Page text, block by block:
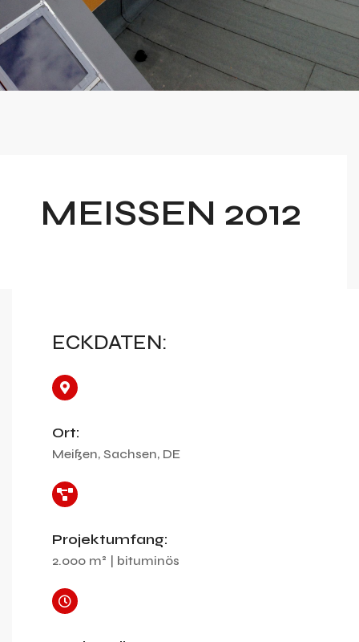
MEISSEN 2012
ECKDATEN:
Ort:
Meißen, Sachsen, DE
Projektumfang:
2.000 m² | bituminös